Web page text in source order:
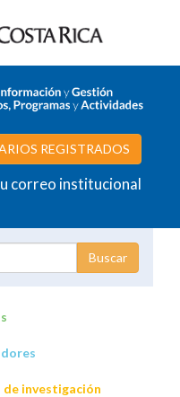
REGISTRADOS
correo institucional
de investigación